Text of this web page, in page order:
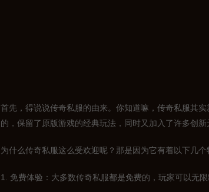
首先，得说说传奇私服的由来。你知道嘛，传奇私服其
的，保留了原版游戏的经典玩法，同时又加入了许多创新
为什么传奇私服这么受欢迎呢？那是因为它有着以下几个
1. 免费体验：大多数传奇私服都是免费的，玩家可以无